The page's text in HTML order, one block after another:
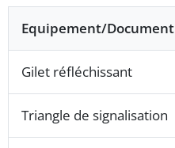
Equipement/Document
Gilet réfléchissant
Triangle de signalisation